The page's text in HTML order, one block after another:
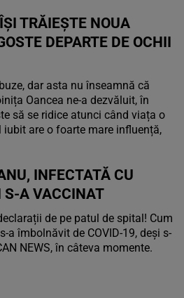
TRĂIEȘTE NOUA
DEPARTE DE OCHII
dar asta nu înseamnă că
Oancea ne-a dezvăluit, în
să se ridice atunci când viața o
are o foarte mare influență,
INFECTATĂ CU
S-A VACCINAT
de pe patul de spital! Cum
a îmbolnăvit de COVID-19, deși s-
NEWS, în câteva momente.